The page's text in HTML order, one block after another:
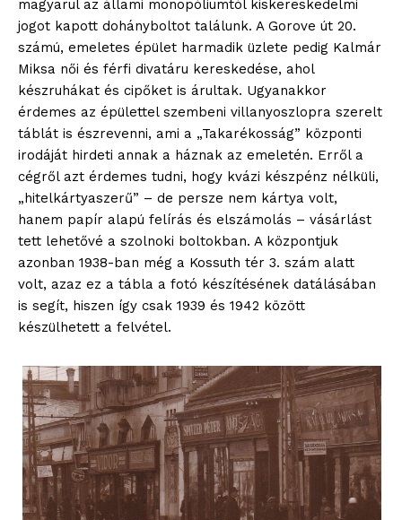
magyarul az állami monopóliumtól kiskereskedelmi
jogot kapott dohányboltot találunk. A Gorove út 20.
számú, emeletes épület harmadik üzlete pedig Kalmár
Miksa női és férfi divatáru kereskedése, ahol
készruhákat és cipőket is árultak. Ugyanakkor
érdemes az épülettel szembeni villanyoszlopra szerelt
táblát is észrevenni, ami a „Takarékosság” központi
irodáját hirdeti annak a háznak az emeletén. Erről a
cégről azt érdemes tudni, hogy kvázi készpénz nélküli,
„hitelkártyaszerű” – de persze nem kártya volt,
hanem papír alapú felírás és elszámolás – vásárlást
tett lehetővé a szolnoki boltokban. A központjuk
azonban 1938-ban még a Kossuth tér 3. szám alatt
volt, azaz ez a tábla a fotó készítésének datálásában
is segít, hiszen így csak 1939 és 1942 között
készülhetett a felvétel.